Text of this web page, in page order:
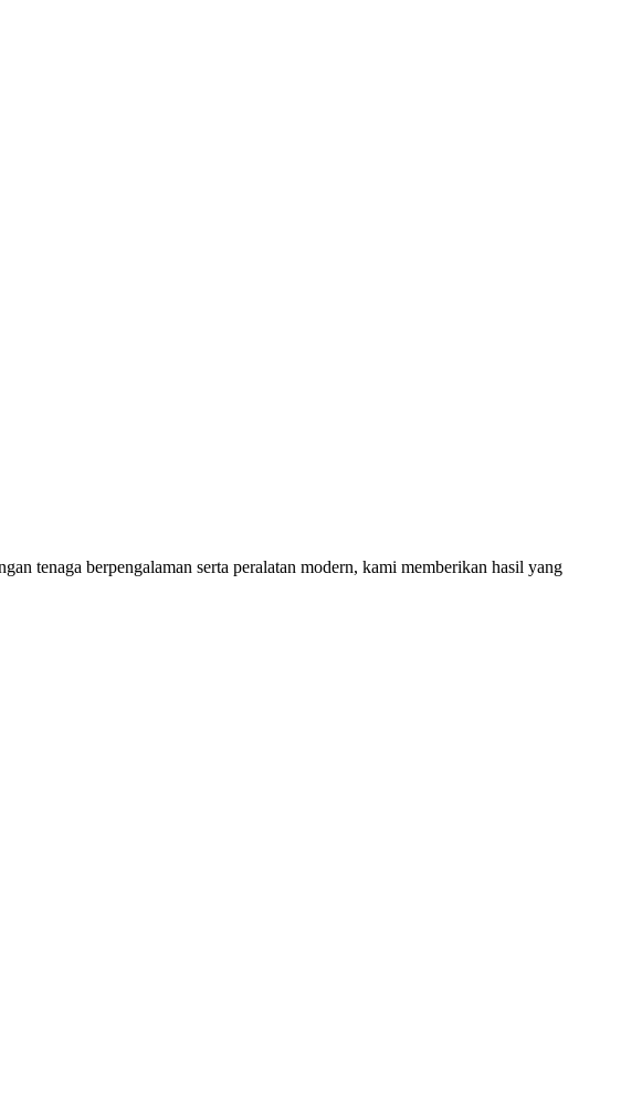
tenaga berpengalaman serta peralatan modern, kami memberikan hasil yang